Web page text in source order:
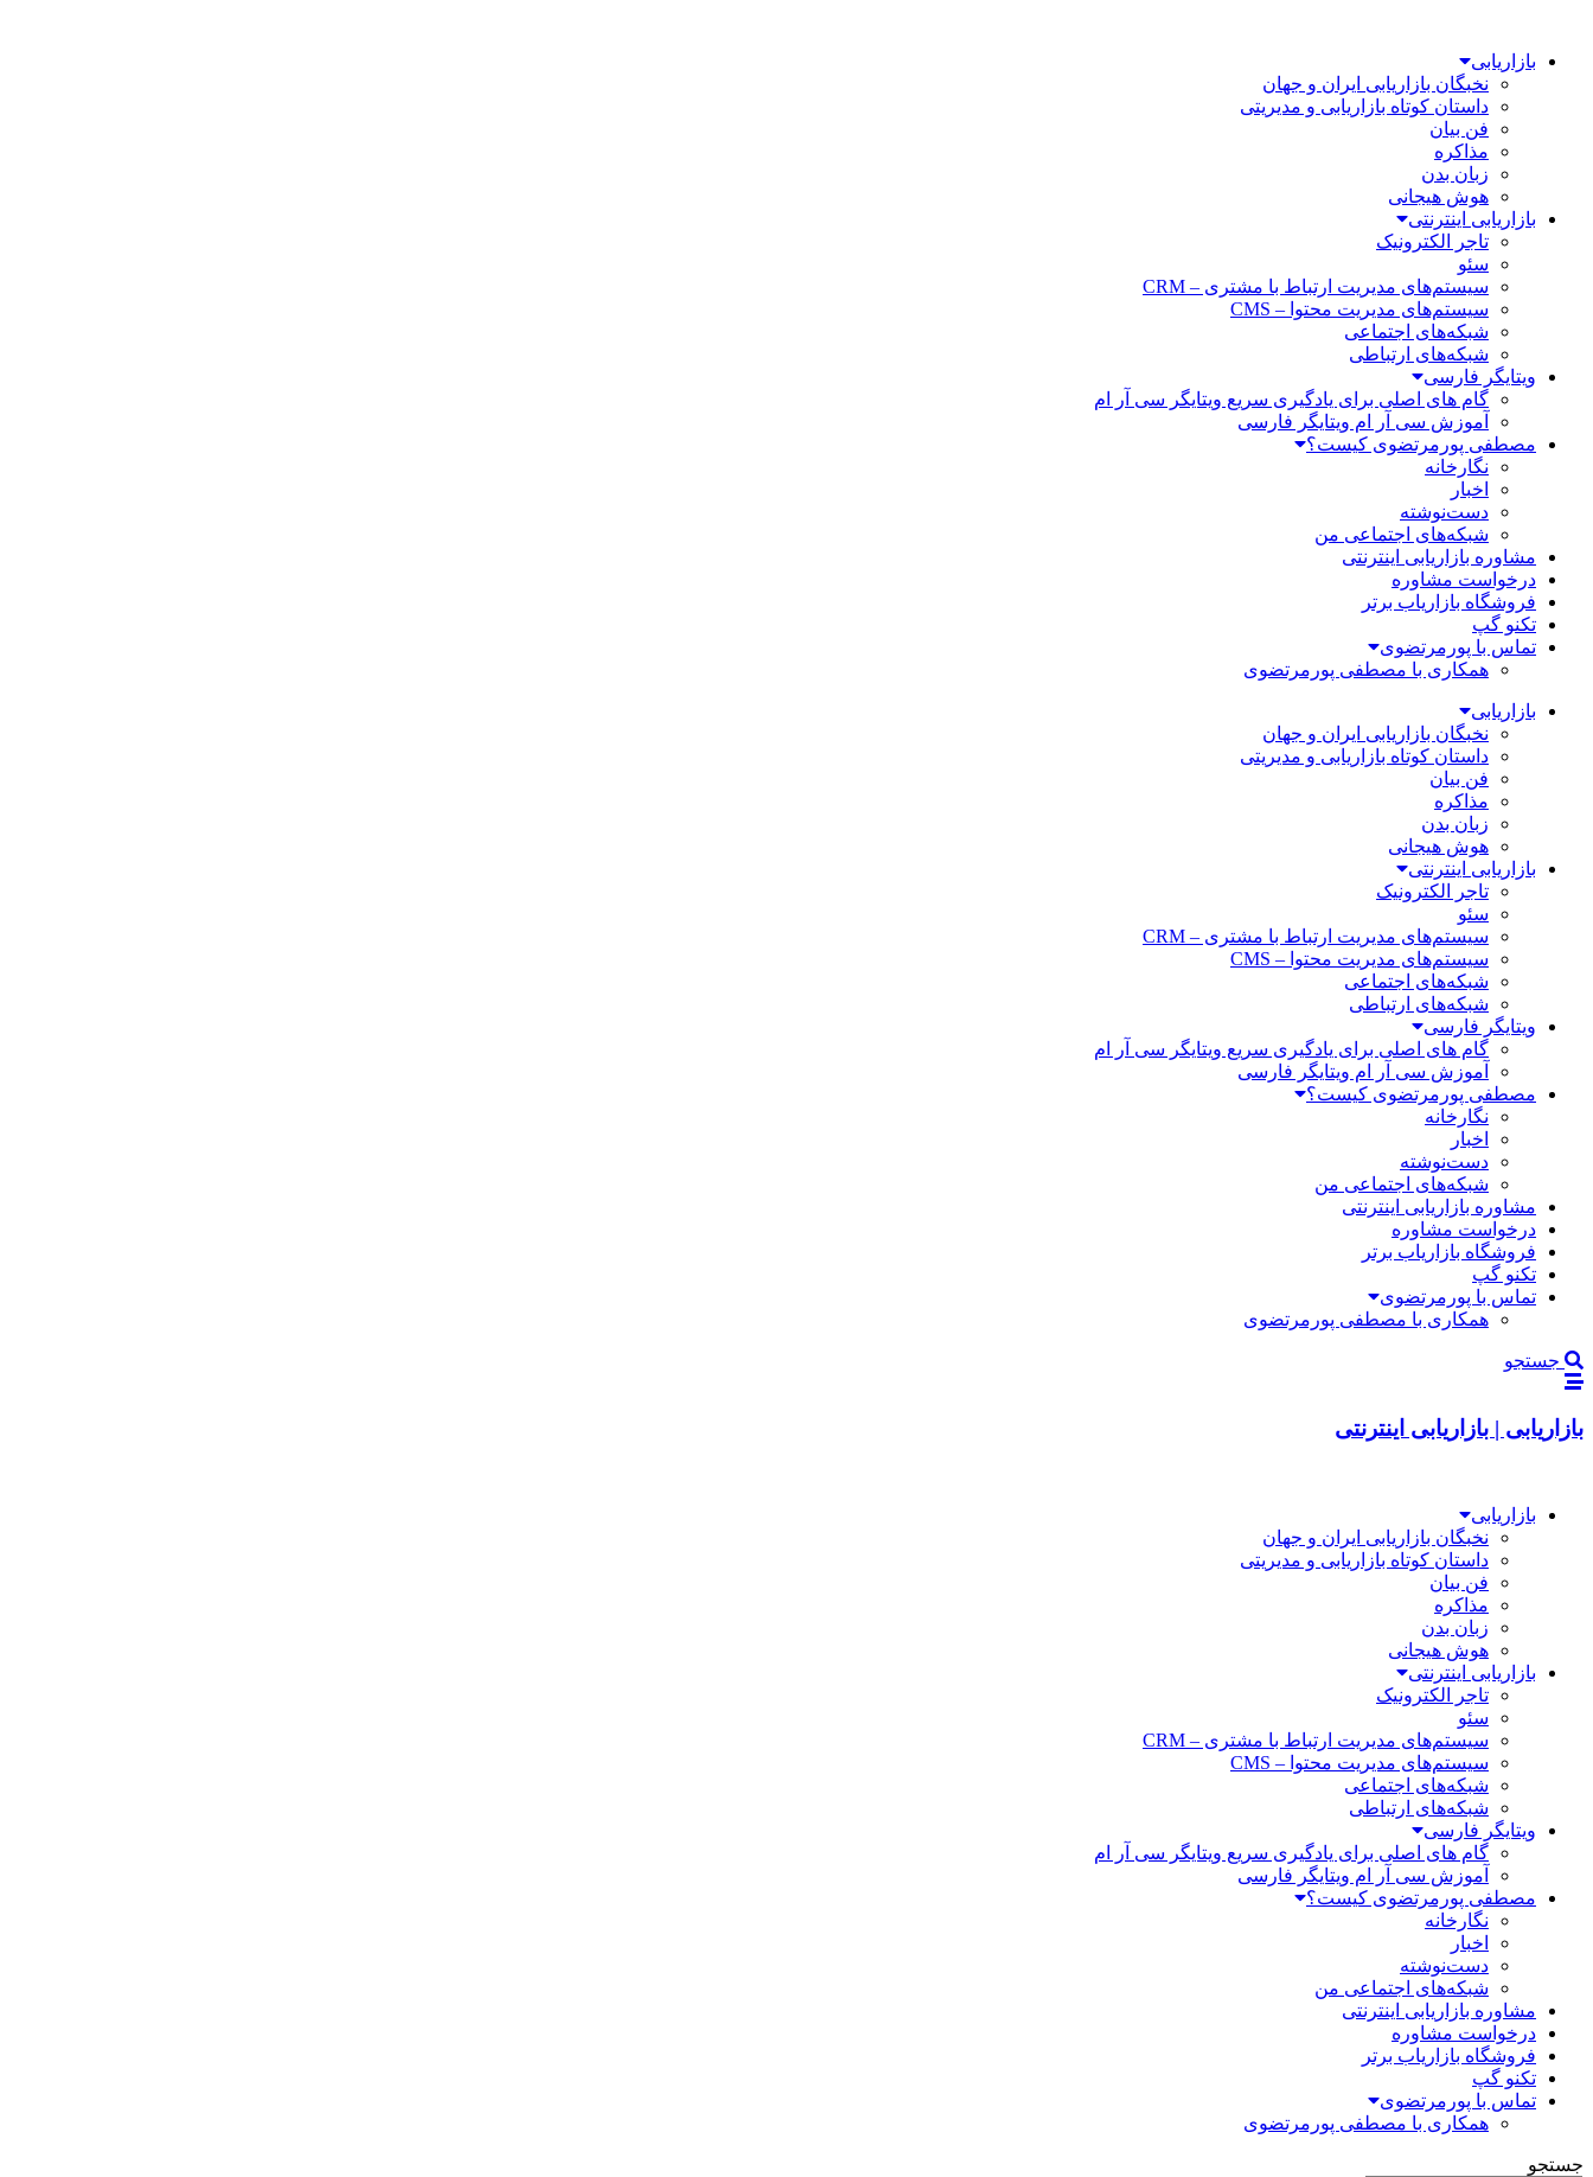
بازاریابی
نخبگان بازاریابی ایران و جهان
داستان کوتاه بازاریابی و مدیریتی
فن بیان
مذاکره
زبان بدن
هوش هیجانی
بازاریابی اینترنتی
تاجر الکترونیک
سئو
سیستم‌های مدیریت ارتباط با مشتری – CRM
سیستم‌های مدیریت محتوا – CMS
شبکه‌های اجتماعی
شبکه‌های ارتباطی
ویتایگر فارسی
گام های اصلی برای یادگیری سریع ویتایگر سی آر ام
آموزش سی آر ام ویتایگر فارسی
مصطفی پورمرتضوی کیست؟
نگارخانه
اخبار
دست‌نوشته
شبکه‌های اجتماعی من
مشاوره بازاریابی اینترنتی
درخواست مشاوره
فروشگاه بازاریاب برتر
تکنو گپ
تماس با پورمرتضوی
همکاری با مصطفی پورمرتضوی
بازاریابی
نخبگان بازاریابی ایران و جهان
داستان کوتاه بازاریابی و مدیریتی
فن بیان
مذاکره
زبان بدن
هوش هیجانی
بازاریابی اینترنتی
تاجر الکترونیک
سئو
سیستم‌های مدیریت ارتباط با مشتری – CRM
سیستم‌های مدیریت محتوا – CMS
شبکه‌های اجتماعی
شبکه‌های ارتباطی
ویتایگر فارسی
گام های اصلی برای یادگیری سریع ویتایگر سی آر ام
آموزش سی آر ام ویتایگر فارسی
مصطفی پورمرتضوی کیست؟
نگارخانه
اخبار
دست‌نوشته
شبکه‌های اجتماعی من
مشاوره بازاریابی اینترنتی
درخواست مشاوره
فروشگاه بازاریاب برتر
تکنو گپ
تماس با پورمرتضوی
همکاری با مصطفی پورمرتضوی
جستجو
بازاریابی | بازاریابی اینترنتی
بازاریابی
نخبگان بازاریابی ایران و جهان
داستان کوتاه بازاریابی و مدیریتی
فن بیان
مذاکره
زبان بدن
هوش هیجانی
بازاریابی اینترنتی
تاجر الکترونیک
سئو
سیستم‌های مدیریت ارتباط با مشتری – CRM
سیستم‌های مدیریت محتوا – CMS
شبکه‌های اجتماعی
شبکه‌های ارتباطی
ویتایگر فارسی
گام های اصلی برای یادگیری سریع ویتایگر سی آر ام
آموزش سی آر ام ویتایگر فارسی
مصطفی پورمرتضوی کیست؟
نگارخانه
اخبار
دست‌نوشته
شبکه‌های اجتماعی من
مشاوره بازاریابی اینترنتی
درخواست مشاوره
فروشگاه بازاریاب برتر
تکنو گپ
تماس با پورمرتضوی
همکاری با مصطفی پورمرتضوی
جستجو